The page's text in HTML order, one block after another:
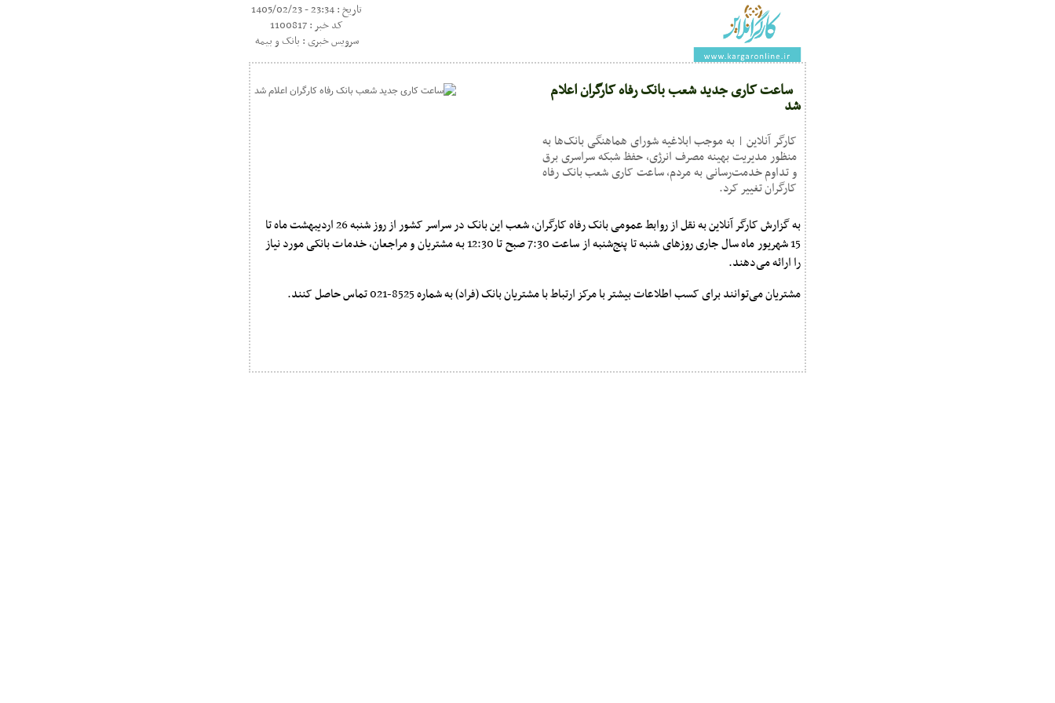
تاریخ : 23:34 - 1405/02/23
کد خبر : 1100817
سرویس خبری : بانک و بیمه
ساعت کاری جدید شعب بانک رفاه کارگران اعلام
شد
کارگر آنلاین | به موجب ابلاغیه شورای هماهنگی بانک‌ها به
منظور مدیریت بهینه مصرف انرژی، حفظ شبکه سراسری برق
و تداوم خدمت‌رسانی به مردم، ساعت کاری شعب بانک رفاه
کارگران تغییر کرد.
به گزارش کارگر آنلاین به نقل از روابط عمومی بانک رفاه کارگران، شعب این بانک در سراسر کشور از روز شنبه 26 اردیبهشت ماه تا
15 شهریور ماه سال جاری روزهای شنبه تا پنج‌شنبه از ساعت 7:30 صبح تا 12:30 به مشتریان و مراجعان، خدمات بانکی مورد نیاز
را ارائه می‌دهند.
مشتریان می‌توانند برای کسب اطلاعات بیشتر با مرکز ارتباط با مشتریان بانک (فراد) به شماره 8525-021 تماس حاصل کنند.